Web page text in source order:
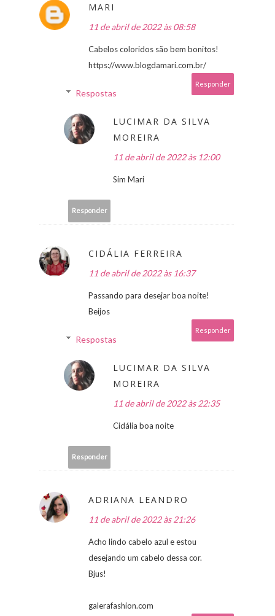
MARI
11 de abril de 2022 às 08:58
Cabelos coloridos são bem bonitos!
https://www.blogdamari.com.br/
Responder
Respostas
LUCIMAR DA SILVA
MOREIRA
11 de abril de 2022 às 12:00
Sim Mari
Responder
CIDÁLIA FERREIRA
11 de abril de 2022 às 16:37
Passando para desejar boa noite!
Beijos
Responder
Respostas
LUCIMAR DA SILVA
MOREIRA
11 de abril de 2022 às 22:35
Cidália boa noite
Responder
ADRIANA LEANDRO
11 de abril de 2022 às 21:26
Acho lindo cabelo azul e estou
desejando um cabelo dessa cor.
Bjus!
galerafashion.com